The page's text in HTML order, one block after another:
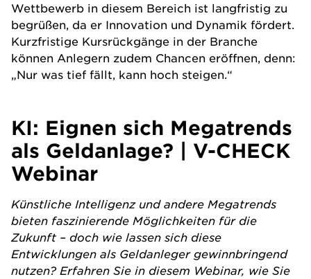
Wettbewerb in diesem Bereich ist langfristig zu
begrüßen, da er Innovation und Dynamik fördert.
Kurzfristige Kursrückgänge in der Branche
können Anlegern zudem Chancen eröffnen, denn:
„Nur was tief fällt, kann hoch steigen.“
KI: Eignen sich Megatrends
als Geldanlage? | V-CHECK
Webinar
Künstliche Intelligenz und andere Megatrends
bieten faszinierende Möglichkeiten für die
Zukunft – doch wie lassen sich diese
Entwicklungen als Geldanleger gewinnbringend
nutzen? Erfahren Sie in diesem Webinar, wie Sie